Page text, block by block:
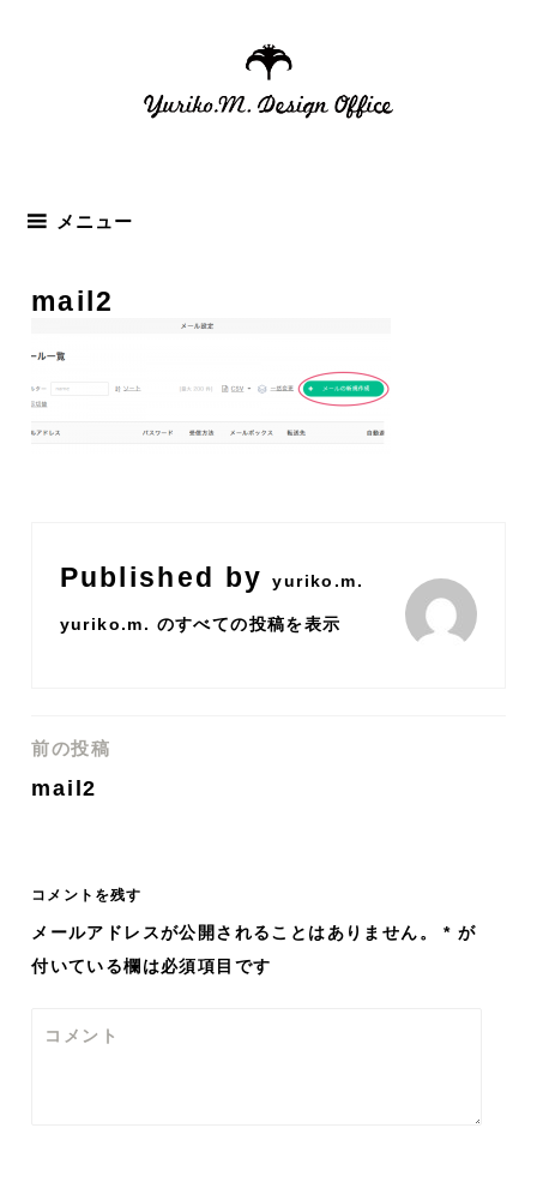
ス
メニュー
mail2
Published byyuriko.m.
yuriko.m. のすべての投稿を表示
投
ビ
ゲ
ー
前の投稿
mail2
コメントを残す
メールアドレスが公開されることはありません。 * が
付いている欄は必須項目です
コメント